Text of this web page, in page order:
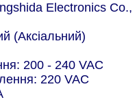
Electronics
(Аксіальний)
200 - 240 VAC
220 VAC